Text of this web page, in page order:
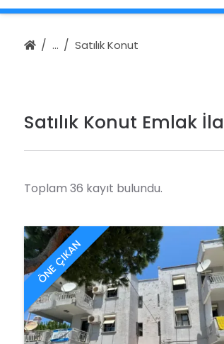
Satılık Konut
Satılık Konut Emlak
Toplam 36 kayıt bulundu.
ÖNE ÇIKAN